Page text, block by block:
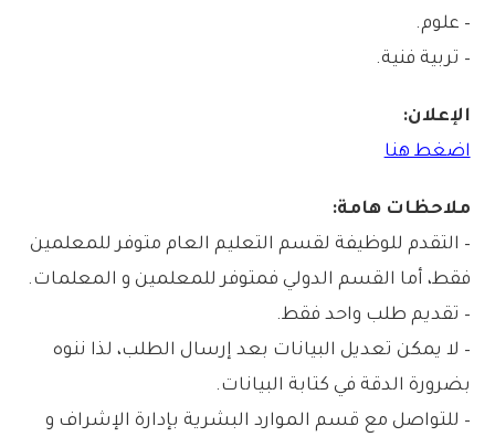
– علوم.
– تربية فنية.
الإعلان:
اضغط هنا
ملاحظات هامة:
– التقدم للوظيفة لقسم التعليم العام متوفر للمعلمين
فقط، أما القسم الدولي فمتوفر للمعلمين و المعلمات.
– تقديم طلب واحد فقط.
– لا يمكن تعديل البيانات بعد إرسال الطلب، لذا ننوه
بضرورة الدقة في كتابة البيانات.
– للتواصل مع قسم الموارد البشرية بإدارة الإشراف و